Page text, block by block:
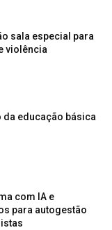
sala especial para
violência
da educação básica
com IA e
para autogestão